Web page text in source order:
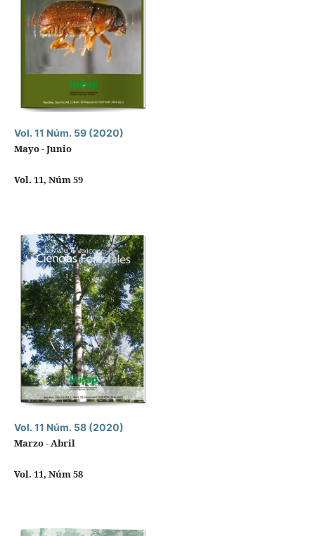
Vol. 11 Núm. 59 (2020)
Mayo - Junio
Vol. 11, Núm 59
Vol. 11 Núm. 58 (2020)
Marzo - Abril
Vol. 11, Núm 58